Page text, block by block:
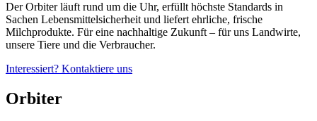
Der Orbiter läuft rund um die Uhr, erfüllt höchste Standards in
Sachen Lebensmittelsicherheit und liefert ehrliche, frische
Milchprodukte. Für eine nachhaltige Zukunft – für uns Landwirte,
unsere Tiere und die Verbraucher.
Interessiert? Kontaktiere uns
Orbiter